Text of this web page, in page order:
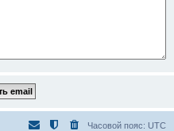
Часовой пояс: UTC